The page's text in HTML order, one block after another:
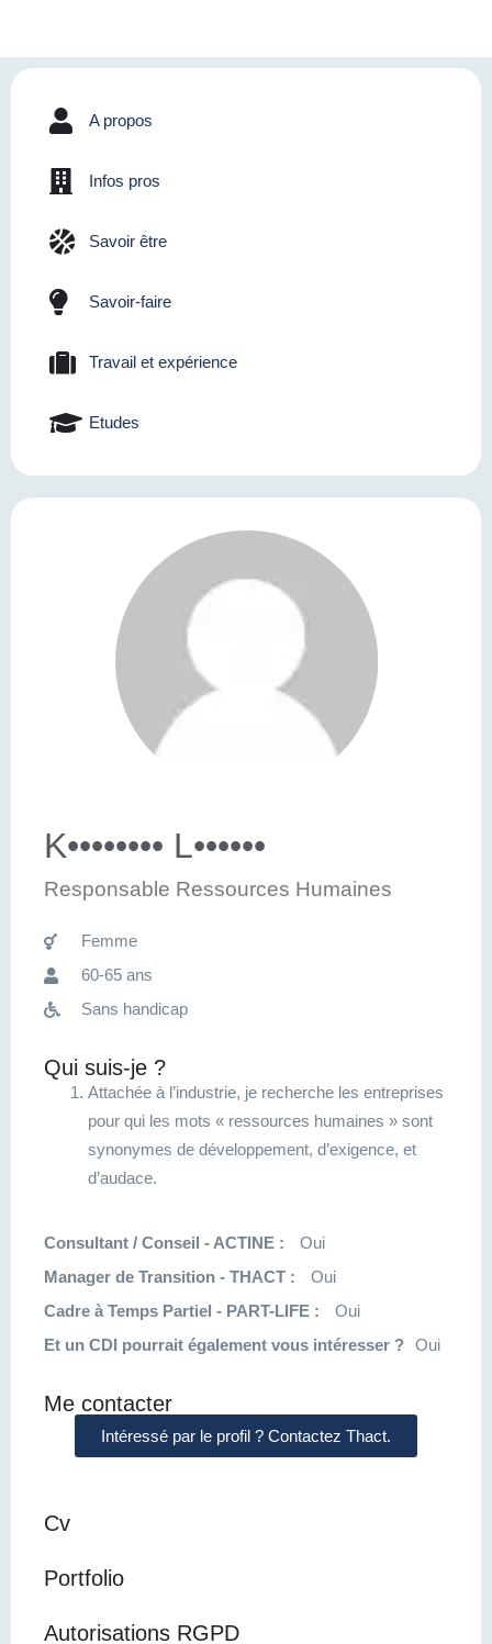
A propos
Infos pros
Savoir être
Savoir-faire
Travail et expérience
Etudes
K•••••••• L••••••
Responsable Ressources Humaines
Femme
60-65 ans
Sans handicap
Qui suis-je ?
Attachée à l’industrie, je recherche les entreprises
pour qui les mots « ressources humaines » sont
synonymes de développement, d’exigence, et
d’audace.
Consultant / Conseil - ACTINE :
Oui
Manager de Transition - THACT :
Oui
Cadre à Temps Partiel - PART-LIFE :
Oui
Et un CDI pourrait également vous intéresser ? Oui
Me contacter
Intéressé par le profil ? Contactez Thact.
Cv
Portfolio
Autorisations RGPD